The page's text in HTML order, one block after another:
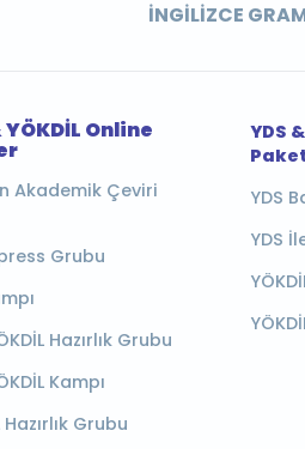
İNGILIZCE
YÖKDİL Online
Akademik Çeviri
Grubu
Hazırlık Grubu
Kampı
Hazırlık Grubu
YDS
YDS
YDS